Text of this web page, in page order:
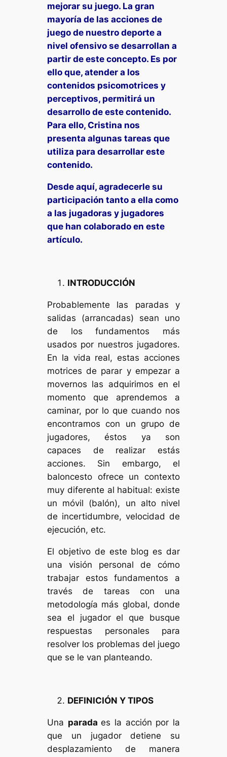
mejorar su juego. La gran
mayoría de las acciones de
juego de nuestro deporte a
nivel ofensivo se desarrollan a
partir de este concepto. Es por
ello que, atender a los
contenidos psicomotrices y
perceptivos, permitirá un
desarrollo de este contenido.
Para ello, Cristina nos
presenta algunas tareas que
utiliza para desarrollar este
contenido.
Desde aquí, agradecerle su
participación tanto a ella como
a las jugadoras y jugadores
que han colaborado en este
artículo.
INTRODUCCIÓN
Probablemente las paradas y
salidas (arrancadas) sean uno
de los fundamentos más
usados por nuestros jugadores.
En la vida real, estas acciones
motrices de parar y empezar a
movernos las adquirimos en el
momento que aprendemos a
caminar, por lo que cuando nos
encontramos con un grupo de
jugadores, éstos ya son
capaces de realizar estás
acciones. Sin embargo, el
baloncesto ofrece un contexto
muy diferente al habitual: existe
un móvil (balón), un alto nivel
de incertidumbre, velocidad de
ejecución, etc.
El objetivo de este blog es dar
una visión personal de cómo
trabajar estos fundamentos a
través de tareas con una
metodología más global, donde
sea el jugador el que busque
respuestas personales para
resolver los problemas del juego
que se le van planteando.
DEFINICIÓN Y TIPOS
Una paradaes la acción por la
que un jugador detiene su
desplazamiento de manera